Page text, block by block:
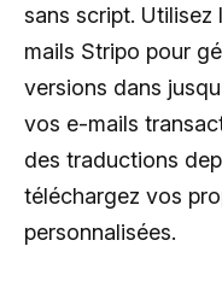
sans script.
mails Stripo pour
versions dans
vos e-mails
des traductions
téléchargez vos
personnalisées.